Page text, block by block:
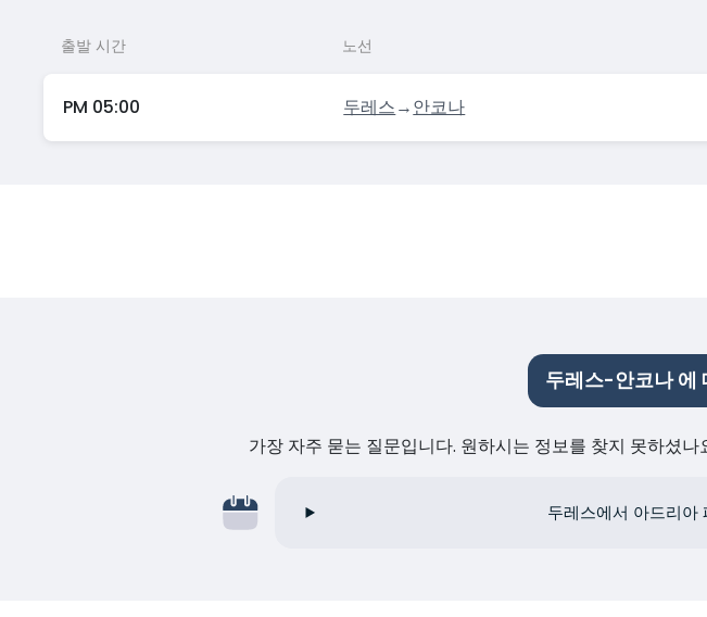
출발 시간 노선
PM 05:00 두레스→안코나
두레스-안코나 에
가장 자주 묻는 질문입니다. 원하시는 정보를 찾지 못하셨
두레스에서 아드리아